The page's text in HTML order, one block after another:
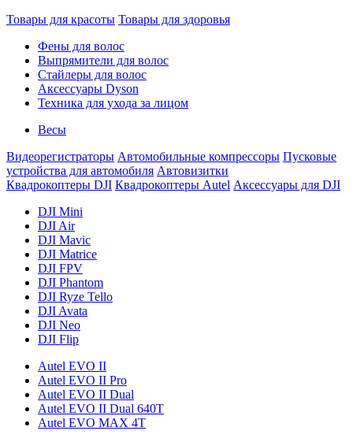
Товары для красоты Товары для здоровья
Фены для волос
Выпрямители для волос
Стайлеры для волос
Аксессуары Dyson
Техника для ухода за лицом
Весы
Видеорегистраторы Автомобильные компрессоры Пусковые
устройства для автомобиля Автовизитки
Квадрокоптеры DJI Квадрокоптеры Autel Аксессуары для DJI
DJI Mini
DJI Air
DJI Mavic
DJI Matrice
DJI FPV
DJI Phantom
DJI Ryze Tello
DJI Avata
DJI Neo
DJI Flip
Autel EVO II
Autel EVO II Pro
Autel EVO II Dual
Autel EVO II Dual 640T
Autel EVO MAX 4T